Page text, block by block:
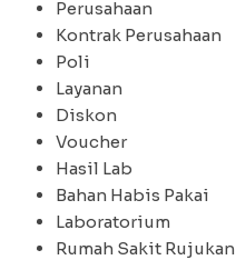
Perusahaan
Kontrak Perusahaan
Poli
Layanan
Diskon
Voucher
Hasil Lab
Bahan Habis Pakai
Laboratorium
Rumah Sakit Rujukan